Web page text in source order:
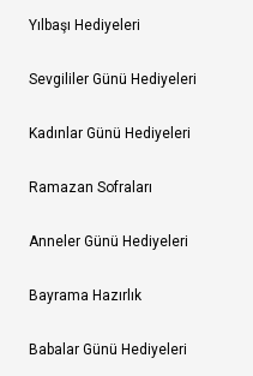
Yılbaşı Hediyeleri
Sevgililer Günü Hediyeleri
Kadınlar Günü Hediyeleri
Ramazan Sofraları
Anneler Günü Hediyeleri
Bayrama Hazırlık
Babalar Günü Hediyeleri